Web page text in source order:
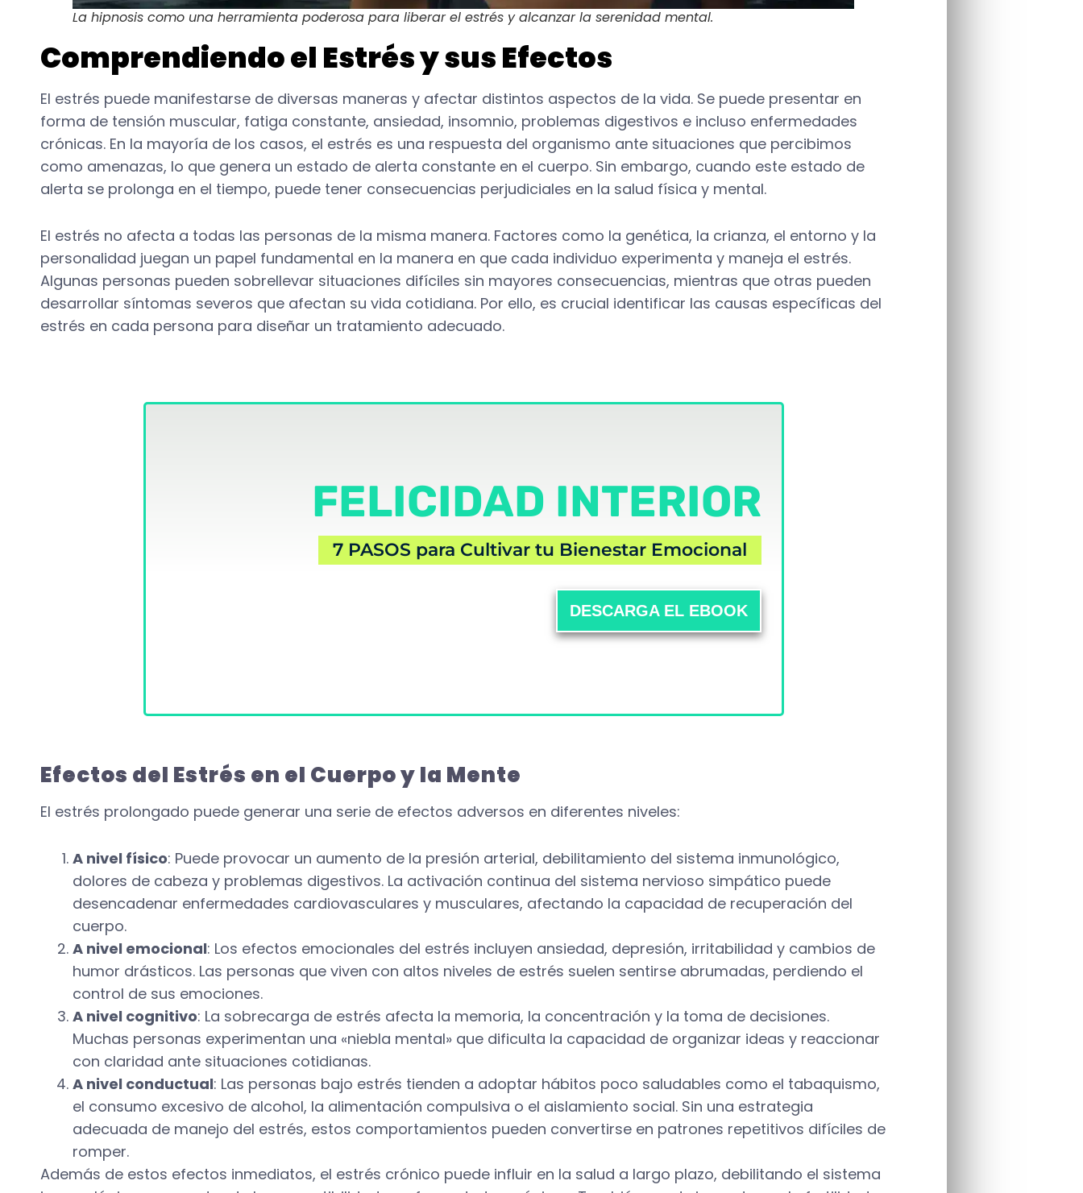
La hipnosis como una herramienta poderosa para liberar el estrés y alcanzar la serenidad mental.
Comprendiendo el Estrés y sus Efectos
El estrés puede manifestarse de diversas maneras y afectar distintos aspectos de la vida. Se puede presentar en
forma de tensión muscular, fatiga constante, ansiedad, insomnio, problemas digestivos e incluso enfermedades
crónicas. En la mayoría de los casos, el estrés es una respuesta del organismo ante situaciones que percibimos
como amenazas, lo que genera un estado de alerta constante en el cuerpo. Sin embargo, cuando este estado de
alerta se prolonga en el tiempo, puede tener consecuencias perjudiciales en la salud física y mental.
El estrés no afecta a todas las personas de la misma manera. Factores como la genética, la crianza, el entorno y la
personalidad juegan un papel fundamental en la manera en que cada individuo experimenta y maneja el estrés.
Algunas personas pueden sobrellevar situaciones difíciles sin mayores consecuencias, mientras que otras pueden
desarrollar síntomas severos que afectan su vida cotidiana. Por ello, es crucial identificar las causas específicas del
estrés en cada persona para diseñar un tratamiento adecuado.
FELICIDAD INTERIOR
7 PASOS para Cultivar tu Bienestar Emocional
DESCARGA EL EBOOK
Efectos del Estrés en el Cuerpo y la Mente
El estrés prolongado puede generar una serie de efectos adversos en diferentes niveles:
A nivel físico: Puede provocar un aumento de la presión arterial, debilitamiento del sistema inmunológico,
dolores de cabeza y problemas digestivos. La activación continua del sistema nervioso simpático puede
desencadenar enfermedades cardiovasculares y musculares, afectando la capacidad de recuperación del
cuerpo.
A nivel emocional: Los efectos emocionales del estrés incluyen ansiedad, depresión, irritabilidad y cambios de
humor drásticos. Las personas que viven con altos niveles de estrés suelen sentirse abrumadas, perdiendo el
control de sus emociones.
A nivel cognitivo: La sobrecarga de estrés afecta la memoria, la concentración y la toma de decisiones.
Muchas personas experimentan una «niebla mental» que dificulta la capacidad de organizar ideas y reaccionar
con claridad ante situaciones cotidianas.
A nivel conductual: Las personas bajo estrés tienden a adoptar hábitos poco saludables como el tabaquismo,
el consumo excesivo de alcohol, la alimentación compulsiva o el aislamiento social. Sin una estrategia
adecuada de manejo del estrés, estos comportamientos pueden convertirse en patrones repetitivos difíciles de
romper.
Además de estos efectos inmediatos, el estrés crónico puede influir en la salud a largo plazo, debilitando el sistema